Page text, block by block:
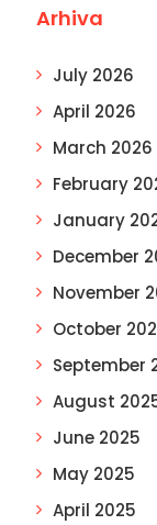
Arhiva
July 2026
April 2026
March 2026
February
January
December
November
October
September
August
June 2025
May 2025
April 2025